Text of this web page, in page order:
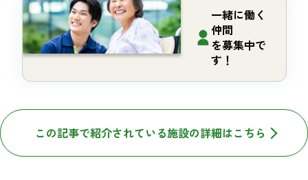
一緒に働く
仲間
を募集中で
す！
この記事で紹介されている施設の詳細はこちら